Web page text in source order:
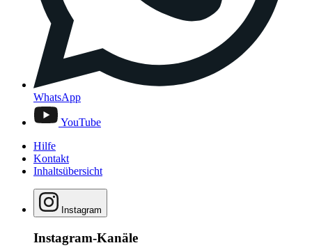
WhatsApp
YouTube
Hilfe
Kontakt
Inhaltsübersicht
Instagram
Instagram-Kanäle